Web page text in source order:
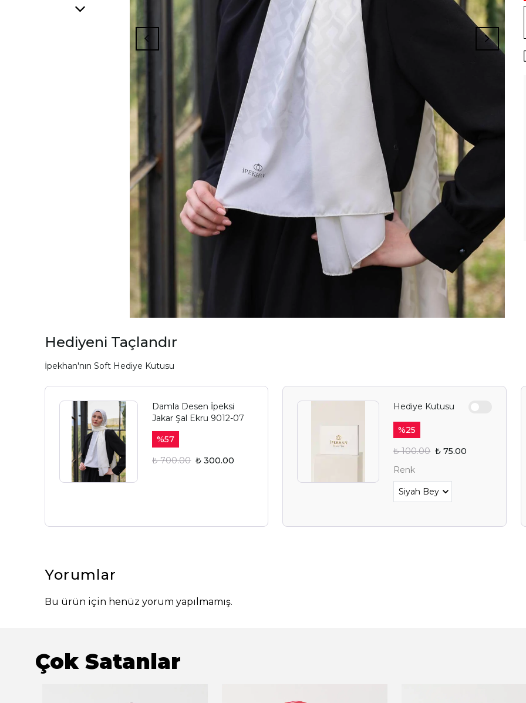
Hediyeni Taçlandır
İpekhan'nın Soft Hediye Kutusu
Damla Desen İpeksi
Jakar Şal Ekru 9012-07
%57
₺ 700.00 ₺ 300.00
Hediye Kutusu
%25
₺ 100.00 ₺ 75.00
Renk
Yorumlar
Bu ürün için henüz yorum yapılmamış.
Çok Satanlar
YAZ
Alışverişe